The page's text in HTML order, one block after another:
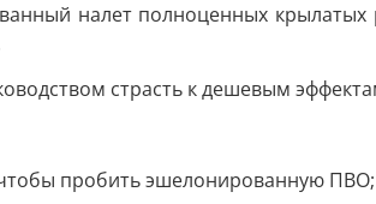
налет полноценных
страсть к дешевым
пробить эшелонированную ПВО;